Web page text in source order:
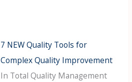
7 NEW Quality Tools for
Complex Quality Improvement
In Total Quality Management